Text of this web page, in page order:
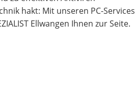
hakt: Mit unseren PC-Services
Ellwangen Ihnen zur Seite.